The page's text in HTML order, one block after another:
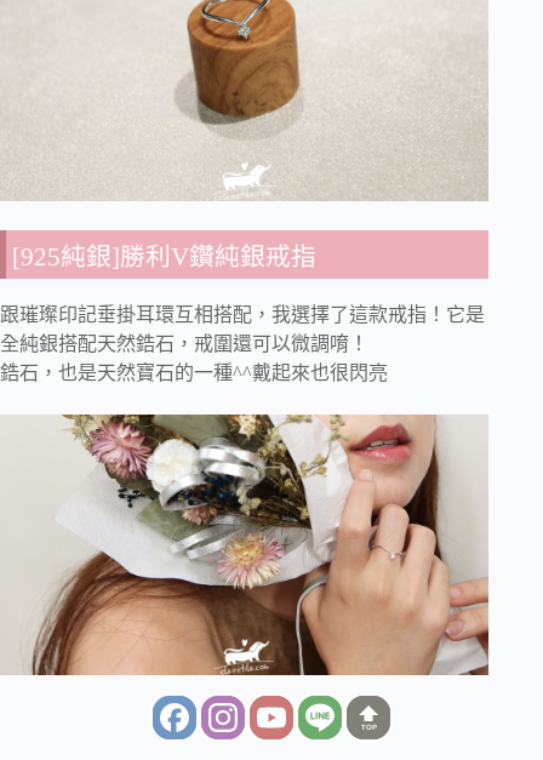
[925純銀]勝利V鑽純銀戒指
跟璀璨印記垂掛耳環互相搭配，我選擇了這款戒指！它是
全純銀搭配天然鋯石，戒圍還可以微調唷！
鋯石，也是天然寶石的一種^^戴起來也很閃亮
TOP